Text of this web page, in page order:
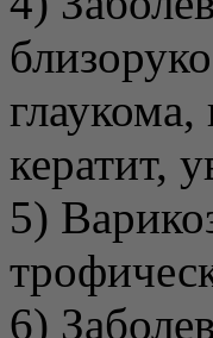
кератит,
5)
6)